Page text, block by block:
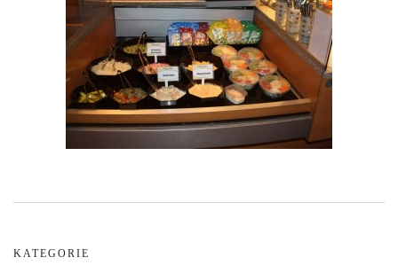
KATEGORIE